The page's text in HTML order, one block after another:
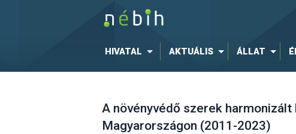
HIVATAL AKTUÁLIS ÁLLAT
A növényvédő szerek
Magyarországon (2011-2023)